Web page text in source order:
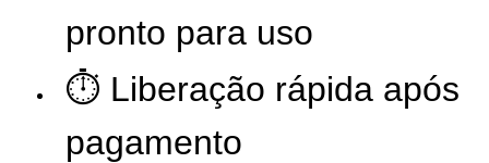
pronto para uso
⏱️ Liberação rápida após
pagamento